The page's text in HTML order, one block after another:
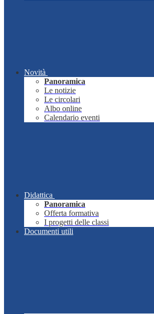
Novità
Panoramica
Le notizie
Le circolari
Albo online
Calendario eventi
Didattica
Panoramica
Offerta formativa
I progetti delle classi
Documenti utili